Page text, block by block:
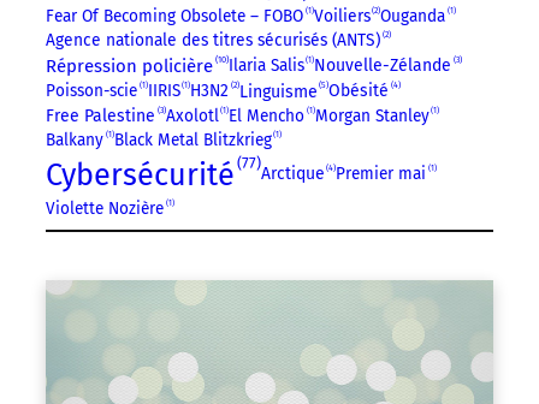
Fear Of Becoming Obsolete – FOBO 1 Voiliers 2 Ouganda 1
Agence nationale des titres sécurisés (ANTS) 2
Répression policière 10 Ilaria Salis 1 Nouvelle-Zélande 3
Poisson-scie 1 IIRIS 1 H3N2 2 Linguisme 5 Obésité 4
Free Palestine 3 Axolotl 1 El Mencho 1 Morgan Stanley 1
Balkany 1 Black Metal Blitzkrieg 1
Cybersécurité 77
Arctique 4 Premier mai 1
Violette Nozière 1